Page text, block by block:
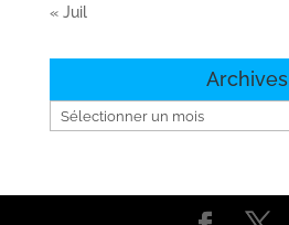
« Juil
Archives
Archives